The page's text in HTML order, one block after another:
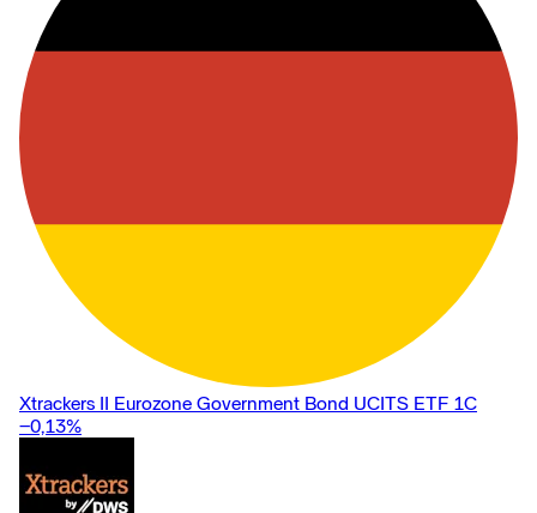
Xtrackers II Eurozone Government Bond UCITS ETF 1C
−0,13%